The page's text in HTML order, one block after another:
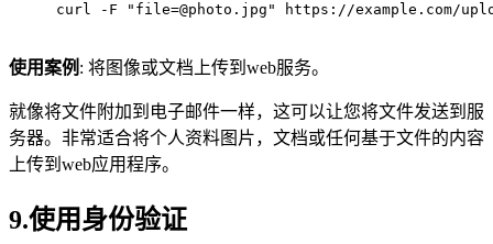
curl -F "file=@photo.jpg" https://example.com/
使用案例 : 将图像或文档上传到web服务。
就像将文件附加到电子邮件一样，这可以让您将文件发送到服
务器。非常适合将个人资料图片，文档或任何基于文件的内容
上传到web应用程序。
9.使用身份验证